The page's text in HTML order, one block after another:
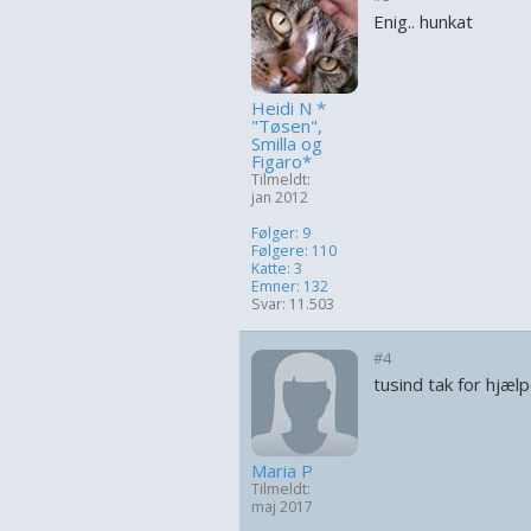
Heidi N *
"Tøsen",
Smilla og
Figaro*
Tilmeldt:
jan 2012
Følger: 9
Følgere: 110
Katte: 3
Emner: 132
Svar: 11.503
Enig.. hunkat
Maria P
Tilmeldt:
maj 2017
#4
tusind tak for